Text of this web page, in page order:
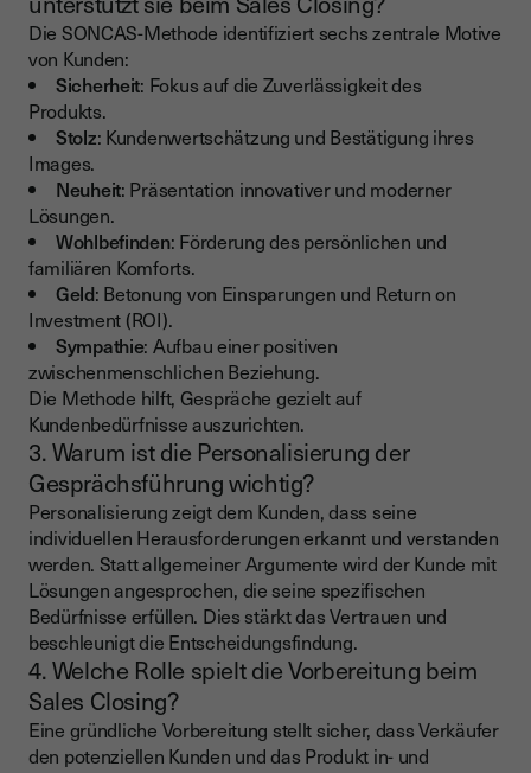
Die SONCAS-Methode identifiziert sechs zentrale Motive
von Kunden:
Sicherheit: Fokus auf die Zuverlässigkeit des
Produkts.
Stolz: Kundenwertschätzung und Bestätigung ihres
Images.
Neuheit: Präsentation innovativer und moderner
Lösungen.
Wohlbefinden: Förderung des persönlichen und
familiären Komforts.
Geld: Betonung von Einsparungen und Return on
Investment (ROI).
Sympathie: Aufbau einer positiven
zwischenmenschlichen Beziehung.
Die Methode hilft, Gespräche gezielt auf
Kundenbedürfnisse auszurichten.
3. Warum ist die Personalisierung der
Gesprächsführung wichtig?
Personalisierung zeigt dem Kunden, dass seine
individuellen Herausforderungen erkannt und verstanden
werden. Statt allgemeiner Argumente wird der Kunde mit
Lösungen angesprochen, die seine spezifischen
Bedürfnisse erfüllen. Dies stärkt das Vertrauen und
beschleunigt die Entscheidungsfindung.
4. Welche Rolle spielt die Vorbereitung beim
Sales Closing?
Eine gründliche Vorbereitung stellt sicher, dass Verkäufer
den potenziellen Kunden und das Produkt in- und